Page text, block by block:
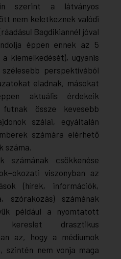
szerint a látványos
nem keletkeznek valódi
Bagdikiannél jóval
éppen ennek az 5
kiemelkedését), ugyanis
perspektívából
eladnak, másokat
aktuális érdekeik
össze kevesebb
szálai, egyáltalán
számára elérhető
száma.
számának csökkenése
viszonyban az
(hírek, információk,
szórakozás) számának
például a nyomtatott
drasztikus
az, hogy a médiumok
szintén nem vonja maga